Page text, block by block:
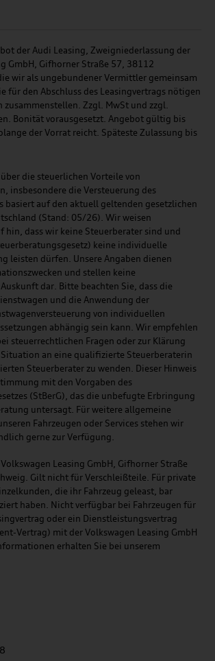
der Audi Leasing, Zweigniederlassung der
GmbH, Gifhorner Straße 57, 38112
wir als ungebundener Vermittler gemeinsam
für den Abschluss des Leasingvertrags nötigen
Zzgl. MwSt und zzgl.
Bonität vorausgesetzt. Angebot gültig bis
der Vorrat reicht. Späteste Zulassung bis
die steuerlichen Vorteile von
insbesondere die Versteuerung des
basiert auf den aktuell geltenden gesetzlichen
(Stand: 05/26). Wir weisen
hin, dass wir keine Steuerberater sind und
keine individuelle
leisten dürfen. Unsere Angaben dienen
und stellen keine
dar. Bitte beachten Sie, dass die
und die Anwendung der
von individuellen
abhängig sein kann. Wir empfehlen
steuerrechtlichen Fragen oder zur Klärung
an eine qualifizierte Steuerberaterin
Steuerberater zu wenden. Dieser Hinweis
mit den Vorgaben des
(StBerG), das die unbefugte Erbringung
untersagt. Für weitere allgemeine
Fahrzeugen oder Services stehen wir
gerne zur Verfügung.
Leasing GmbH, Gifhorner Straße
Gilt nicht für Verschleißteile. Für private
die ihr Fahrzeug geleast, bar
haben. Nicht verfügbar bei Fahrzeugen für
oder ein Dienstleistungsvertrag
Vertrag) mit der Volkswagen Leasing GmbH
erhalten Sie bei unserem